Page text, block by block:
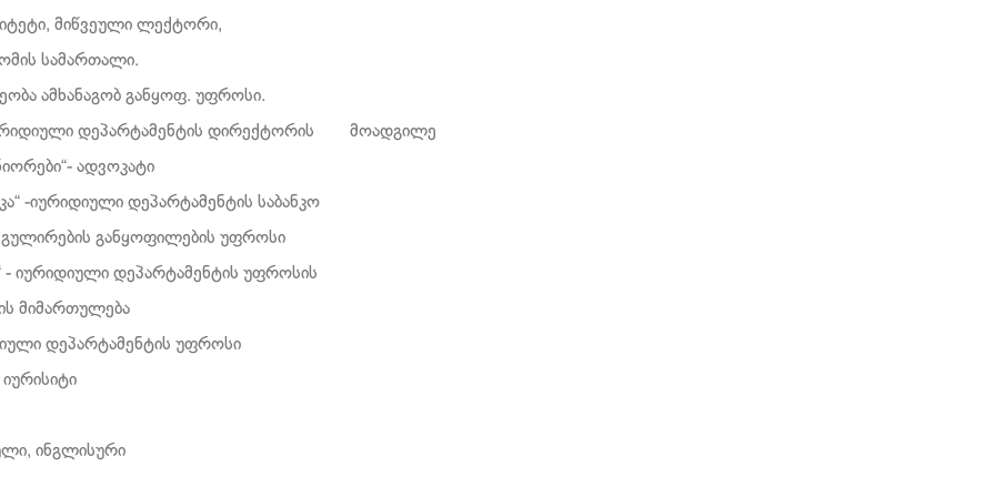
მიწვეული ლექტორი,
სამართალი.
ამხანაგობ განყოფ. უფროსი.
იურიდიული დეპარტამენტის დირექტორის მოადგილე
ადვოკატი
-იურიდიული დეპარტამენტის საბანკო
განყოფილების უფროსი
- იურიდიული დეპარტამენტის უფროსის
მიმართულება
დეპარტამენტის უფროსი
ინგლისური